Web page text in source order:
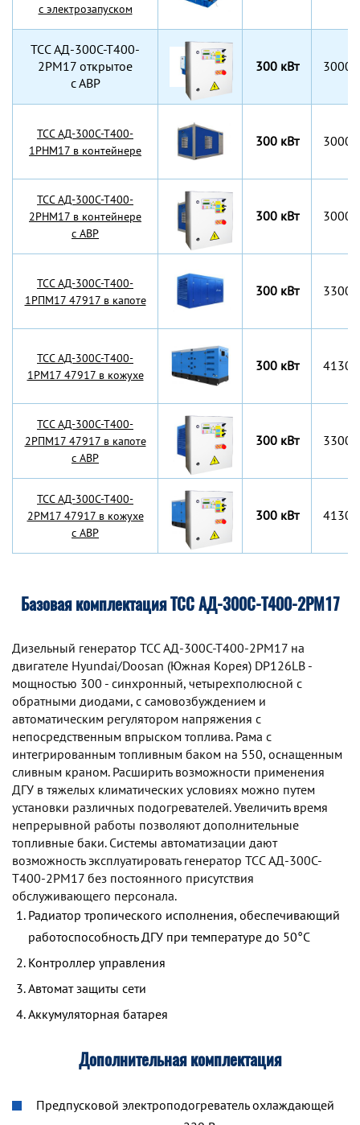
с электрозапуском
TCC АД-300С-Т400-
2РМ17 открытое
с АВР
300 кВт
TCC АД-300С-Т400-
1РНМ17 в контейнере
300 кВт
TCC АД-300С-Т400-
2РНМ17 в контейнере
с АВР
300 кВт
TCC АД-300С-Т400-
1РПМ17 47917 в капоте
300 кВт
TCC АД-300С-Т400-
1РМ17 47917 в кожухе
300 кВт
TCC АД-300С-Т400-
2РПМ17 47917 в капоте
с АВР
300 кВт
TCC АД-300С-Т400-
2РМ17 47917 в кожухе
с АВР
300 кВт
Базовая комплектация ТСС АД-300С-Т400-2РМ17
Дизельный генератор TCC АД-300С-Т400-2РМ17 на
двигателе Hyundai/Doosan (Южная Корея) DP126LB -
мощностью 300 - синхронный, четырехполюсной с
обратными диодами, с самовозбуждением и
автоматическим регулятором напряжения с
непосредственным впрыском топлива. Рама с
интегрированным топливным баком на 550, оснащенным
сливным краном. Расширить возможности применения
ДГУ в тяжелых климатических условиях можно путем
установки различных подогревателей. Увеличить время
непрерывной работы позволяют дополнительные
топливные баки. Системы автоматизации дают
возможность эксплуатировать генератор TCC АД-300С-
Т400-2РМ17 без постоянного присутствия
обслуживающего персонала.
Радиатор тропического исполнения, обеспечивающий
работоспособность ДГУ при температуре до 50°С
Контроллер управления
Автомат защиты сети
Аккумуляторная батарея
Дополнительная комплектация
Предпусковой электроподогреватель охлаждающей